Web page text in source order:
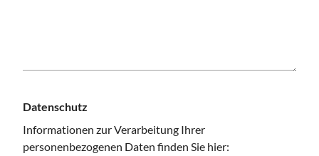
Datenschutz
Informationen zur Verarbeitung Ihrer
personenbezogenen Daten finden Sie hier: